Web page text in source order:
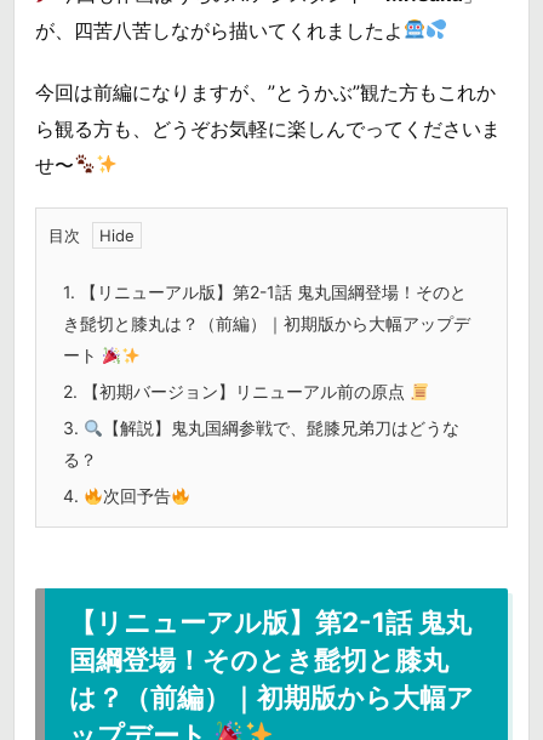
が、四苦八苦しながら描いてくれましたよ
今回は前編になりますが、”とうかぶ”観た方もこれか
ら観る方も、どうぞお気軽に楽しんでってくださいま
せ〜
目次
1. 【リニューアル版】第2-1話 鬼丸国綱登場！そのと
き髭切と膝丸は？（前編）｜初期版から大幅アップデ
ート
2. 【初期バージョン】リニューアル前の原点
3.
【解説】鬼丸国綱参戦で、髭膝兄弟刀はどうな
る？
4.
次回予告
【リニューアル版】第2-1話 鬼丸
国綱登場！そのとき髭切と膝丸
は？（前編）｜初期版から大幅ア